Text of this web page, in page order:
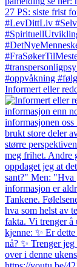
Informert eller